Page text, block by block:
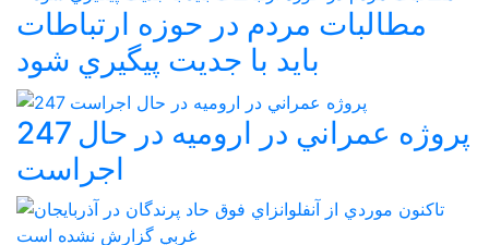
مطالبات مردم در حوزه ارتباطات
بايد با جديت پيگيري شود
247 پروژه عمراني در اروميه در حال
اجراست